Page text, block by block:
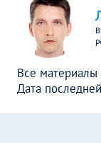
Все материалы
Дата